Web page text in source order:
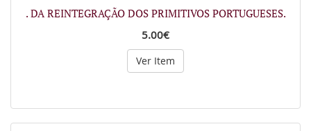
. DA REINTEGRAÇÃO DOS PRIMITIVOS PORTUGUESES.
5.00€
Ver Item